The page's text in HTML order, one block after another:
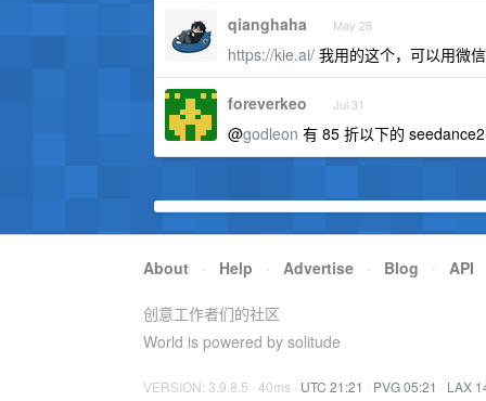
qianghaha May 28
https://kie.ai/ 我用的这个，可以用微
foreverkeo Jul 31
@godleon 有 85 折以下的
About · Help · Advertise · Blog · API
创意工作者们的社区
World is powered by solitude
VERSION: 3.9.8.5 · 40ms · UTC 21:21 · PVG 05:21 · LAX